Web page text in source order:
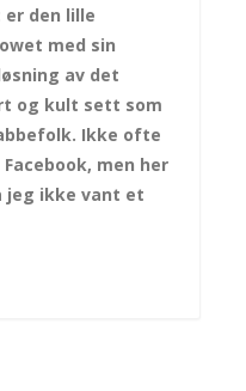
den lille
med sin
av det
og kult sett som
Ikke ofte
men her
jeg ikke vant et